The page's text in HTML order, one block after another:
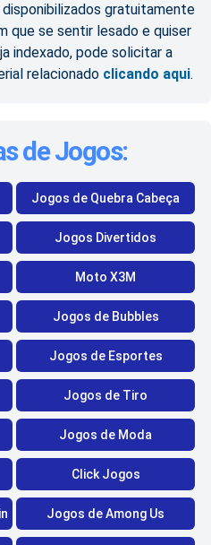
gratuitamente
que se sentir lesado e quiser
indexado, pode solicitar a
relacionado clicando aqui.
de Jogos:
Jogos de Quebra Cabeça
Jogos Divertidos
Moto X3M
Jogos de Bubbles
Jogos de Esportes
Jogos de Tiro
Jogos de Moda
Click Jogos
Jogos de Among Us